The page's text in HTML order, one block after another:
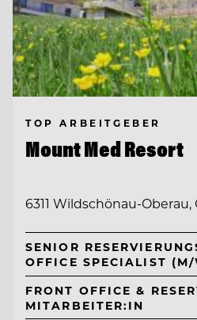
TOP ARBEITGEBER
Mount Med Resort
6311 Wildschönau-
SENIOR
OFFICE SPECIALIST
FRONT OFFICE &
MITARBEITER:IN